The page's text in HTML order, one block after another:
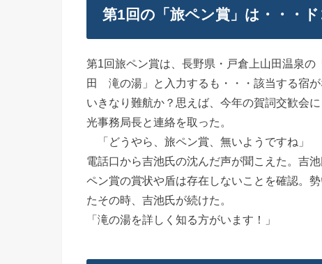
第1回の「旅ペン賞」は・・・ド
第1回旅ペン賞は、長野県・戸倉上山田温泉
田 滝の湯」と入力するも・・・該当する宿が
いきなり難航か？思えば、今年の賀詞交歓会
光事務局長と連絡を取った。
「どうやら、旅ペン賞、無いようですね」
電話口から吉池氏の沈んだ声が聞こえた。吉
ペン賞の賞状や盾は存在しないことを確認。
たその時、吉池氏が続けた。
「滝の湯を詳しく知る方がいます！」